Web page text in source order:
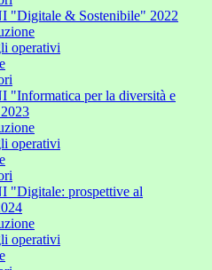
"Digitale & Sostenibile" 2022
operativi
"Informatica per la diversità e
operativi
"Digitale: prospettive al
operativi